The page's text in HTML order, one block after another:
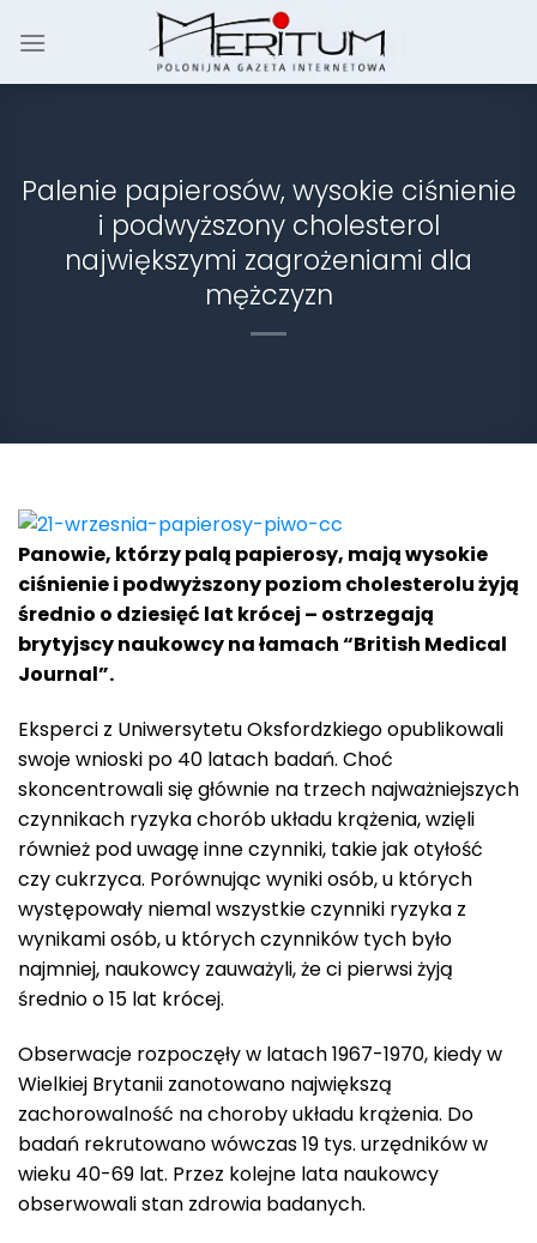
Palenie papierosów, wysokie ciśnienie
i podwyższony cholesterol
największymi zagrożeniami dla
mężczyzn
Panowie, którzy palą papierosy, mają wysokie
ciśnienie i podwyższony poziom cholesterolu żyją
średnio o dziesięć lat krócej – ostrzegają
brytyjscy naukowcy na łamach “British Medical
Journal”.
Eksperci z Uniwersytetu Oksfordzkiego opublikowali
swoje wnioski po 40 latach badań. Choć
skoncentrowali się głównie na trzech najważniejszych
czynnikach ryzyka chorób układu krążenia, wzięli
również pod uwagę inne czynniki, takie jak otyłość
czy cukrzyca. Porównując wyniki osób, u których
występowały niemal wszystkie czynniki ryzyka z
wynikami osób, u których czynników tych było
najmniej, naukowcy zauważyli, że ci pierwsi żyją
średnio o 15 lat krócej.
Obserwacje rozpoczęły w latach 1967-1970, kiedy w
Wielkiej Brytanii zanotowano największą
zachorowalność na choroby układu krążenia. Do
badań rekrutowano wówczas 19 tys. urzędników w
wieku 40-69 lat. Przez kolejne lata naukowcy
obserwowali stan zdrowia badanych.